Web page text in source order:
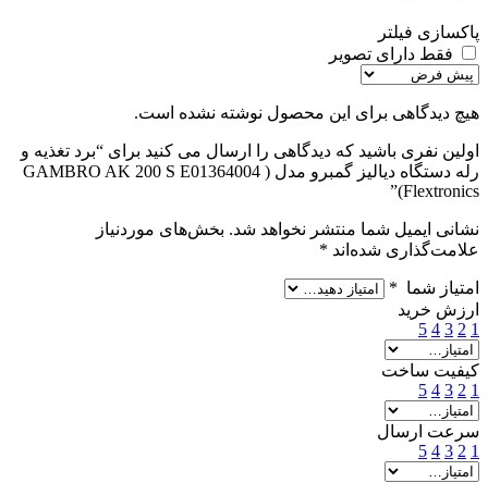
پاکسازی فیلتر
فقط دارای تصویر
هیچ دیدگاهی برای این محصول نوشته نشده است.
اولین نفری باشید که دیدگاهی را ارسال می کنید برای “برد تغذیه و
رله دستگاه دیالیز گمبرو مدل ( GAMBRO AK 200 S E01364004
Flextronics)”
نشانی ایمیل شما منتشر نخواهد شد. بخش‌های موردنیاز
علامت‌گذاری شده‌اند *
امتیاز شما *
ارزش خرید
1
2
3
4
5
کیفیت ساخت
1
2
3
4
5
سرعت ارسال
1
2
3
4
5